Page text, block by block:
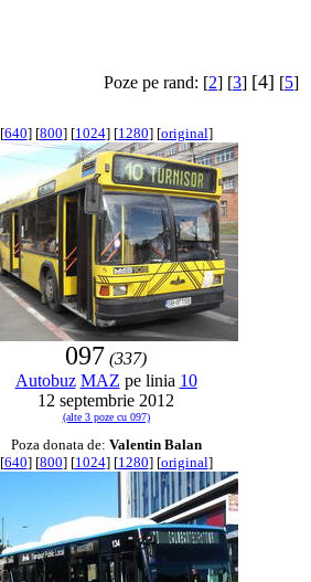
Poze pe rand: [2] [3] [4] [5]
[640] [800] [1024] [1280] [original]
097 (337)
Autobuz MAZ pe linia 10
12 septembrie 2012
(alte 3 poze cu 097)
Poza donata de: Valentin Balan
[640] [800] [1024] [1280] [original]